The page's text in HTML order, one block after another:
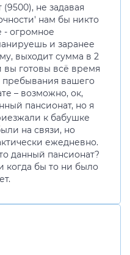
не задавая
нам бы никто
- огромное
и заранее
выходит сумма в 2
вы готовы всё время
пребывания вашего
– возможно, ок,
пансионат, но я
к бабушке
на связи, но
ежедневно.
данный пансионат?
когда бы то ни было